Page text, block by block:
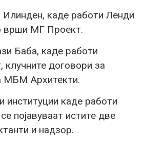
каде работи Ленди
врши МГ Проект.
Баба, каде работи
договори за
МБМ Архитекти.
институции каде работи
појавуваат истите две
и надзор.